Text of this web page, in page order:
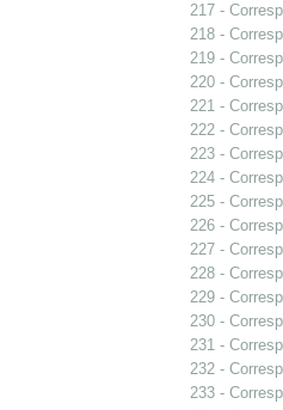
217 -
218 -
219 -
220 -
221 -
222 -
223 -
224 -
225 -
226 -
227 -
228 -
229 -
230 -
231 -
232 -
233 -